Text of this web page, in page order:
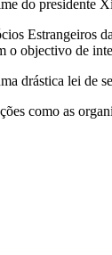
do presidente
Estrangeiros
o objectivo de
drástica lei de
como as